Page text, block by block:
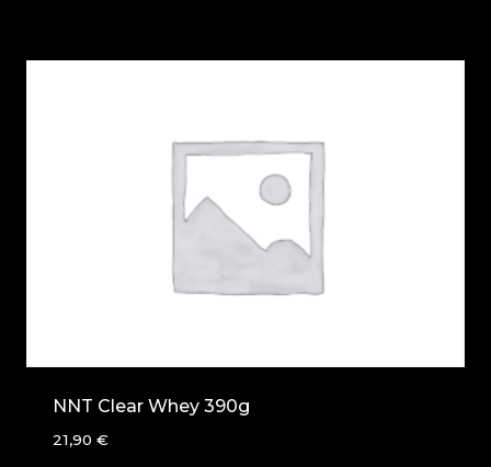
NNT Clear Whey 390g
21,90 €